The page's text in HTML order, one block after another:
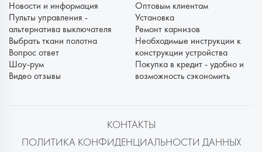
Новости и информация
Пульты управления -
альтернатива выключателя
Выбрать ткани полотна
Вопрос ответ
Шоу-рум
Видео отзывы
Оптовым клиентам
Установка
Ремонт карнизов
Необходимые инструкции к
конструкции устройства
Покупка в кредит - удобно и
возможность сэкономить
КОНТАКТЫ
ПОЛИТИКА КОНФИДЕНЦИАЛЬНОСТИ ДАННЫХ